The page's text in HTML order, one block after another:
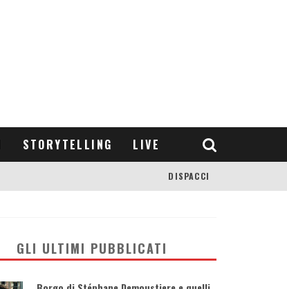
STORYTELLING LIVE
DISPACCI
GLI ULTIMI PUBBLICATI